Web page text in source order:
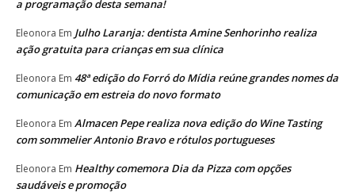
a programação desta semana!
Eleonora Em Julho Laranja: dentista Amine Senhorinho realiza
ação gratuita para crianças em sua clínica
Eleonora Em 48ª edição do Forró do Mídia reúne grandes nomes da
comunicação em estreia do novo formato
Eleonora Em Almacen Pepe realiza nova edição do Wine Tasting
com sommelier Antonio Bravo e rótulos portugueses
Eleonora Em Healthy comemora Dia da Pizza com opções
saudáveis e promoção